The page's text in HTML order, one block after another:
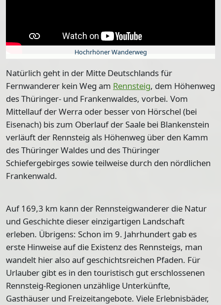
Hochrhöner Wanderweg
Natürlich geht in der Mitte Deutschlands für
Fernwanderer kein Weg am Rennsteig, dem Höhenweg
des Thüringer- und Frankenwaldes, vorbei. Vom
Mittellauf der Werra oder besser von Hörschel (bei
Eisenach) bis zum Oberlauf der Saale bei Blankenstein
verläuft der Rennsteig als Höhenweg über den Kamm
des Thüringer Waldes und des Thüringer
Schiefergebirges sowie teilweise durch den nördlichen
Frankenwald.
Auf169,3 km kann der Rennsteigwanderer die Natur
und Geschichte dieser einzigartigen Landschaft
erleben. Übrigens: Schon im 9. Jahrhundert gab es
erste Hinweise auf die Existenz des Rennsteigs, man
wandelt hier also auf geschichtsreichen Pfaden. Für
Urlauber gibt es in den touristisch gut erschlossenen
Rennsteig-Regionen unzählige Unterkünfte,
Gasthäuser und Freizeitangebote. Viele Erlebnisbäder,